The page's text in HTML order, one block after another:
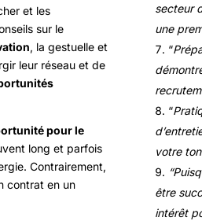
et les
sur le
, la gestuelle et
leur réseau et de
pour le
long et parfois
Contrairement,
contrat en un
secteur
une
“
“
votre
être
intérêt